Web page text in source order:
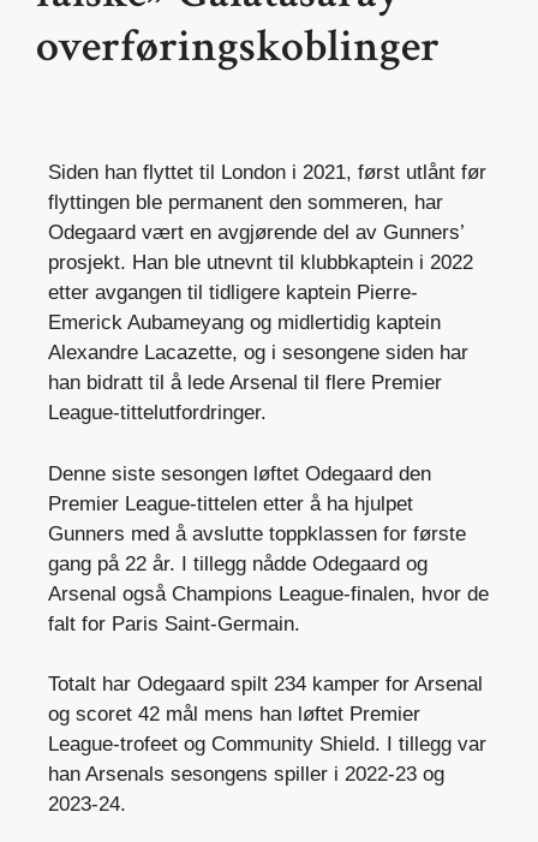
overføringskoblinger
Siden han flyttet til London i 2021, først utlånt før
flyttingen ble permanent den sommeren, har
Odegaard vært en avgjørende del av Gunners’
prosjekt. Han ble utnevnt til klubbkaptein i 2022
etter avgangen til tidligere kaptein Pierre-
Emerick Aubameyang og midlertidig kaptein
Alexandre Lacazette, og i sesongene siden har
han bidratt til å lede Arsenal til flere Premier
League-tittelutfordringer.
Denne siste sesongen løftet Odegaard den
Premier League-tittelen etter å ha hjulpet
Gunners med å avslutte toppklassen for første
gang på 22 år. I tillegg nådde Odegaard og
Arsenal også Champions League-finalen, hvor de
falt for Paris Saint-Germain.
Totalt har Odegaard spilt 234 kamper for Arsenal
og scoret 42 mål mens han løftet Premier
League-trofeet og Community Shield. I tillegg var
han Arsenals sesongens spiller i 2022-23 og
2023-24.